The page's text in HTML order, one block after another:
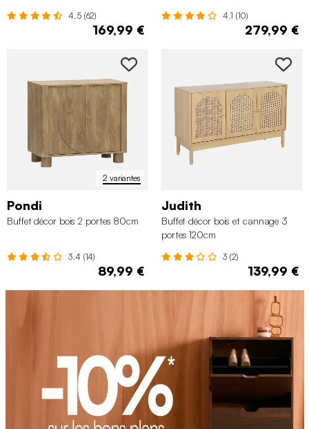
4.5 (62)
169,99 €
4.1 (10)
279,99 €
2 variantes
Pondi
Buffet décor bois 2 portes 80cm
3.4 (14)
89,99 €
Judith
Buffet décor bois et cannage 3
portes 120cm
3 (2)
139,99 €